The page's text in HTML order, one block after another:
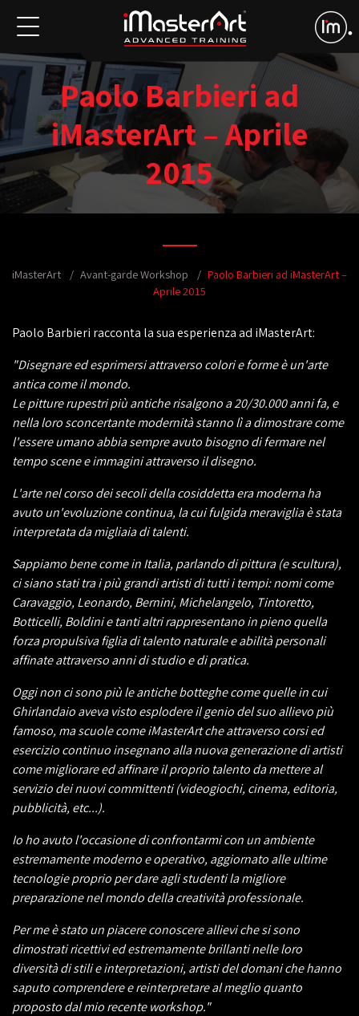
Paolo Barbieri ad
iMasterArt – Aprile
2015
iMasterArt Avant-garde Workshop
Paolo Barbieri ad iMasterArt –
Aprile 2015
Paolo Barbieri racconta la sua esperienza ad iMasterArt:
"Disegnare ed esprimersi attraverso colori e forme è un'arte
antica come il mondo.
Le pitture rupestri più antiche risalgono a 20/30.000 anni fa, e
nella loro sconcertante modernità stanno lì a dimostrare come
l'essere umano abbia sempre avuto bisogno di fermare nel
tempo scene e immagini attraverso il disegno.
L'arte nel corso dei secoli della cosiddetta era moderna ha
avuto un'evoluzione continua, la cui fulgida meraviglia è stata
interpretata da migliaia di talenti.
Sappiamo bene come in Italia, parlando di pittura (e scultura),
ci siano stati tra i più grandi artisti di tutti i tempi: nomi come
Caravaggio, Leonardo, Bernini, Michelangelo, Tintoretto,
Botticelli, Boldini e tanti altri rappresentano in pieno quella
forza propulsiva figlia di talento naturale e abilità personali
affinate attraverso anni di studio e di pratica.
Oggi non ci sono più le antiche botteghe come quelle in cui
Ghirlandaio aveva visto esplodere il genio del suo allievo più
famoso, ma scuole come iMasterArt che attraverso corsi ed
esercizio continuo insegnano alla nuova generazione di artisti
come migliorare ed affinare il proprio talento da mettere al
servizio dei nuovi committenti (videogiochi, cinema, editoria,
pubblicità, etc...).
Io ho avuto l'occasione di confrontarmi con un ambiente
estremamente moderno e operativo, aggiornato alle ultime
tecnologie proprio per dare agli studenti la migliore
preparazione nel mondo della creatività professionale.
Per me è stato un piacere conoscere allievi che si sono
dimostrati ricettivi ed estremamente brillanti nelle loro
diversità di stili e interpretazioni, artisti del domani che hanno
saputo comprendere e reinterpretare al meglio quanto
proposto dal mio recente workshop."